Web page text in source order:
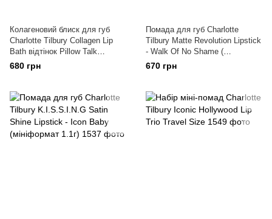
Колагеновий блиск для губ
Charlotte Tilbury Collagen Lip
Bath відтінок Pillow Talk
Medium 2.6мл.
680 грн
Помада для губ Charlotte
Tilbury Matte Revolution Lipstick
- Walk Of No Shame (
мініформат 1.1г.)
670 грн